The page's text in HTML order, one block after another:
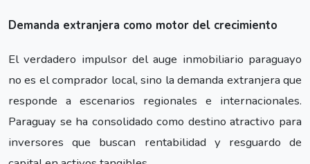
Demanda extranjera como motor del crecimiento
El verdadero impulsor del auge inmobiliario paraguayo
no es el comprador local, sino la demanda extranjera que
responde a escenarios regionales e internacionales.
Paraguay se ha consolidado como destino atractivo para
inversores que buscan rentabilidad y resguardo de